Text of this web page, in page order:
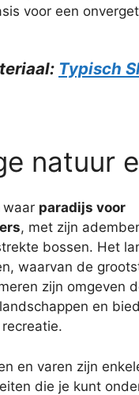
voor een
Typisch
natuur
waar paradijs voor
, met zijn
bossen. Het
waarvan de
zijn omgeven
en
en varen zijn
die je kunt